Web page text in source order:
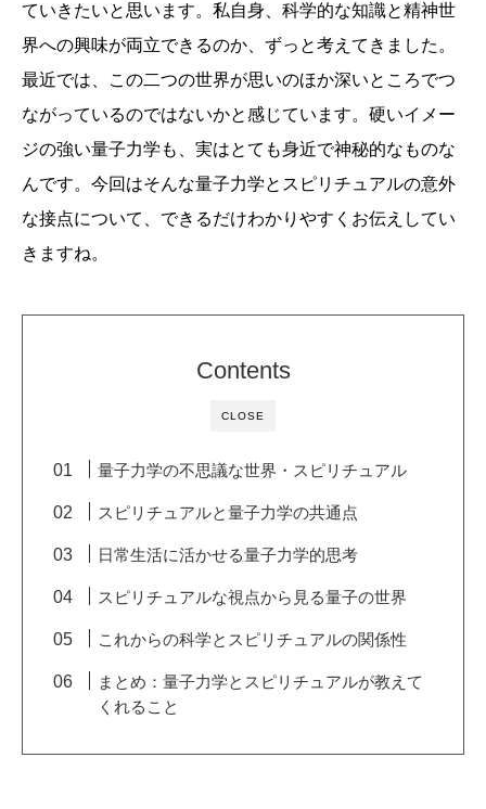
ていきたいと思います。私自身、科学的な知識と精神世
界への興味が両立できるのか、ずっと考えてきました。
最近では、この二つの世界が思いのほか深いところでつ
ながっているのではないかと感じています。硬いイメー
ジの強い量子力学も、実はとても身近で神秘的なものな
んです。今回はそんな量子力学とスピリチュアルの意外
な接点について、できるだけわかりやすくお伝えしてい
きますね。
CLOSE
Contents
量子力学の不思議な世界・スピリチュアル
スピリチュアルと量子力学の共通点
日常生活に活かせる量子力学的思考
スピリチュアルな視点から見る量子の世界
これからの科学とスピリチュアルの関係性
まとめ：量子力学とスピリチュアルが教えて
くれること